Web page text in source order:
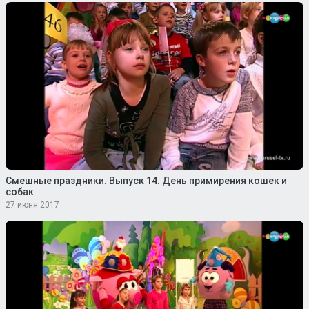
Смешные праздники. Выпуск 14. День примирения кошек и
собак
27 июня 2017